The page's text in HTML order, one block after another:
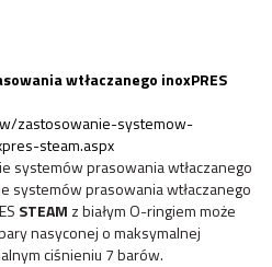
wtłaczanego inoxPRES
zastosowanie-systemow-
steam.aspx
systemów prasowania wtłaczanego
systemów prasowania wtłaczanego
STEAM z białym O-ringiem może
nasyconej o maksymalnej
ciśnieniu 7 barów.